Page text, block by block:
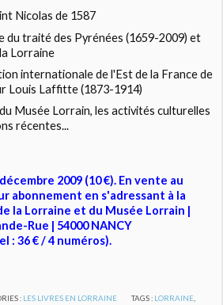
Nicolas de 1587
du traité des Pyrénées (1659-2009) et
Lorraine
internationale de l'Est de la France de
Louis Laffitte (1873-1914)
Musée Lorrain, les activités culturelles
récentes...
2009 (10 €). En vente au
abonnement en s'adressant à la
la Lorraine et du Musée Lorrain |
Rue | 54000 NANCY
: 36 € / 4 numéros).
: LES LIVRES EN LORRAINE TAGS : LORRAINE